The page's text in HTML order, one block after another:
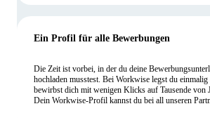
Ein Profil für alle Bewerbungen
Die Zeit ist vorbei, in der du deine
hochladen musstest. Bei Workwise legst du
bewirbst dich mit wenigen Klicks auf Tausende von
Dein Workwise-Profil kannst du bei all unseren